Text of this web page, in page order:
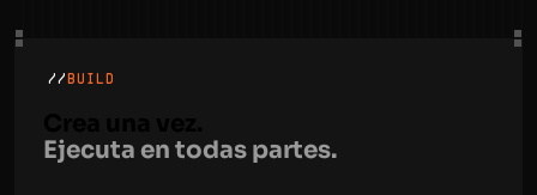
// BUILD
Ejecuta en todas partes.